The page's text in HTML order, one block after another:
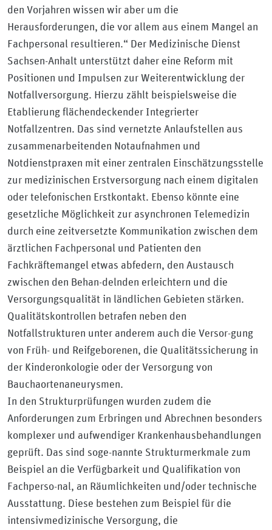
den Vorjahren wissen wir aber um die
Herausforderungen, die vor allem aus einem Mangel an
Fachpersonal resultieren.“ Der Medizinische Dienst
Sachsen-Anhalt unterstützt daher eine Reform mit
Positionen und Impulsen zur Weiterentwicklung der
Notfallversorgung. Hierzu zählt beispielsweise die
Etablierung flächendeckender Integrierter
Notfallzentren. Das sind vernetzte Anlaufstellen aus
zusammenarbeitenden Notaufnahmen und
Notdienstpraxen mit einer zentralen Einschätzungsstelle
zur medizinischen Erstversorgung nach einem digitalen
oder telefonischen Erstkontakt. Ebenso könnte eine
gesetzliche Möglichkeit zur asynchronen Telemedizin
durch eine zeitversetzte Kommunikation zwischen dem
ärztlichen Fachpersonal und Patienten den
Fachkräftemangel etwas abfedern, den Austausch
zwischen den Behan-delnden erleichtern und die
Versorgungsqualität in ländlichen Gebieten stärken.
Qualitätskontrollen betrafen neben den
Notfallstrukturen unter anderem auch die Versor-gung
von Früh- und Reifgeborenen, die Qualitätssicherung in
der Kinderonkologie oder der Versorgung von
Bauchaortenaneurysmen.
In den Strukturprüfungen wurden zudem die
Anforderungen zum Erbringen und Abrechnen besonders
komplexer und aufwendiger Krankenhausbehandlungen
geprüft. Das sind soge-nannte Strukturmerkmale zum
Beispiel an die Verfügbarkeit und Qualifikation von
Fachperso-nal, an Räumlichkeiten und/oder technische
Ausstattung. Diese bestehen zum Beispiel für die
intensivmedizinische Versorgung, die